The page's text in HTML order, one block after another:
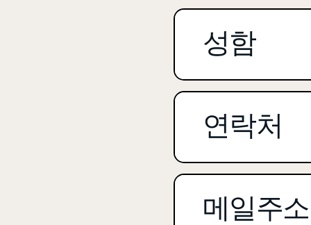
성함
연락처
메일주소